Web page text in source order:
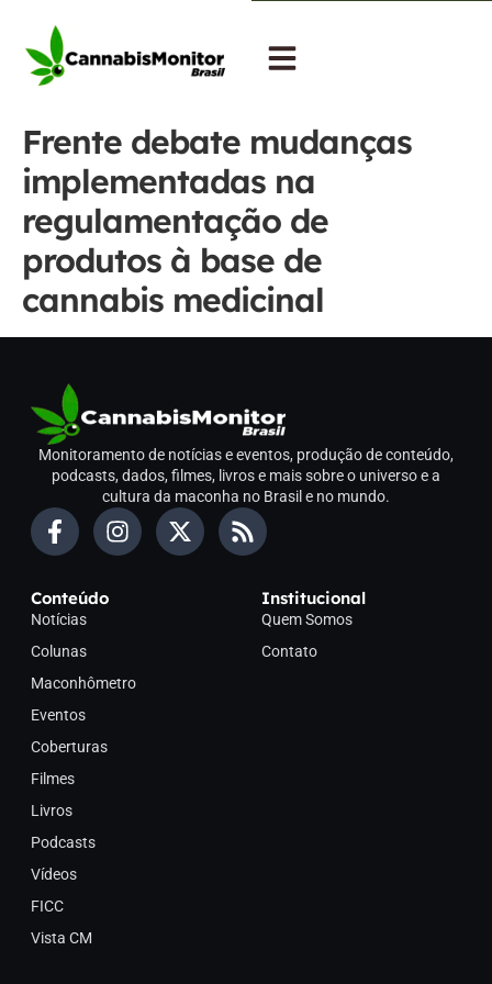
Frente debate mudanças
implementadas na
regulamentação de
produtos à base de
cannabis medicinal
Monitoramento de notícias e eventos, produção de conteúdo,
podcasts, dados, filmes, livros e mais sobre o universo e a
cultura da maconha no Brasil e no mundo.
Conteúdo
Notícias
Colunas
Maconhômetro
Eventos
Coberturas
Filmes
Livros
Podcasts
Vídeos
FICC
Vista CM
Institucional
Quem Somos
Contato